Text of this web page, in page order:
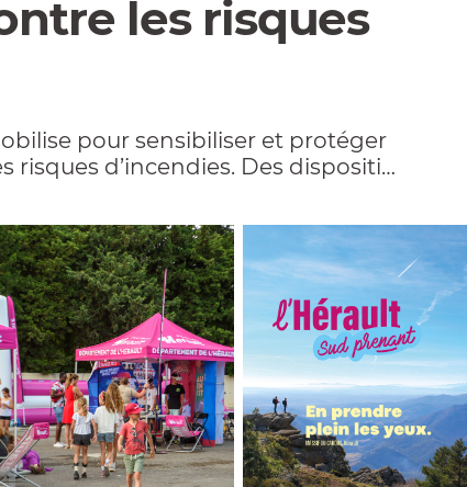
les risques
pour sensibiliser et protéger
risques d’incendies. Des dispositifs